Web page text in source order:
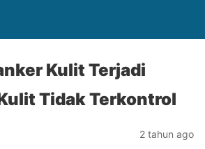
Kulit Terjadi
Tidak Terkontrol
2 tahun ago